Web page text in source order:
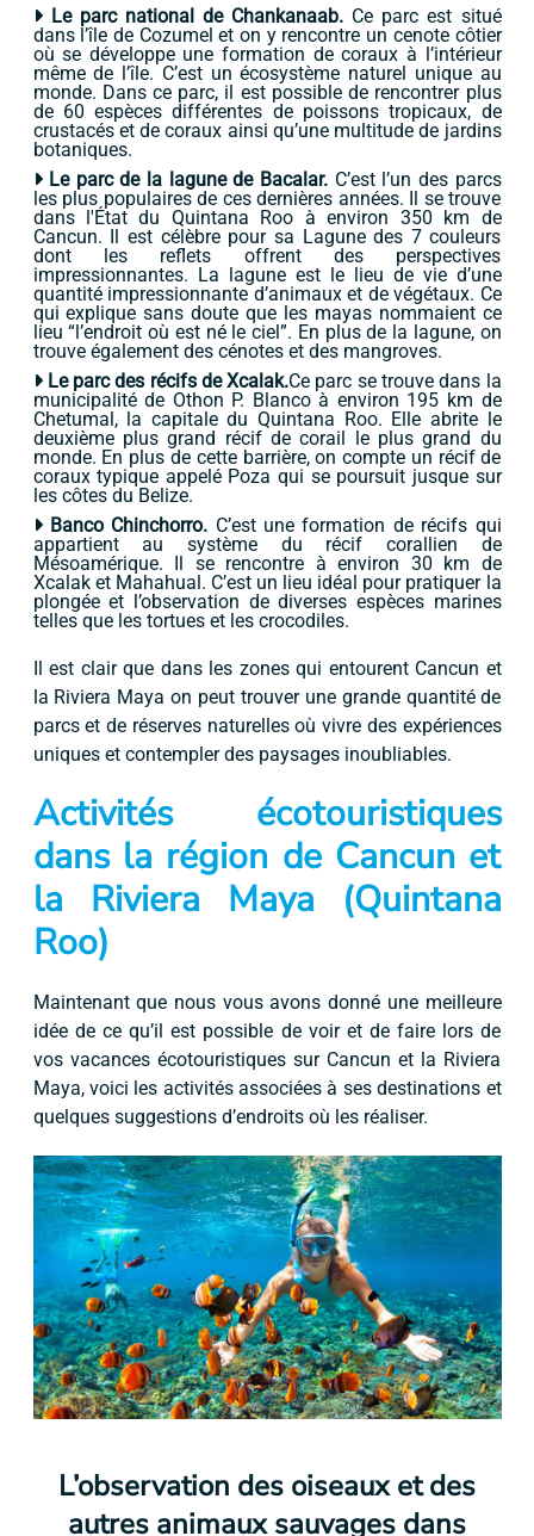
Le parc national de Chankanaab. Ce parc est situé
dans l’île de Cozumel et on y rencontre un cenote côtier
où se développe une formation de coraux à l’intérieur
même de l’île. C’est un écosystème naturel unique au
monde. Dans ce parc, il est possible de rencontrer plus
de 60 espèces différentes de poissons tropicaux, de
crustacés et de coraux ainsi qu’une multitude de jardins
botaniques.
Le parc de la lagune de Bacalar.C’est l’un des parcs
les plus populaires de ces dernières années. Il se trouve
dans l'État du Quintana Roo à environ 350 km de
Cancun. Il est célèbre pour sa Lagune des 7 couleurs
dont les reflets offrent des perspectives
impressionnantes. La lagune est le lieu de vie d’une
quantité impressionnante d’animaux et de végétaux. Ce
qui explique sans doute que les mayas nommaient ce
lieu “l’endroit où est né le ciel”. En plus de la lagune, on
trouve également des cénotes et des mangroves.
Le parc des récifs de Xcalak.Ce parc se trouve dans la
municipalité de Othon P. Blanco à environ 195 km de
Chetumal, la capitale du Quintana Roo. Elle abrite le
deuxième plus grand récif de corail le plus grand du
monde. En plus de cette barrière, on compte un récif de
coraux typique appelé Poza qui se poursuit jusque sur
les côtes du Belize.
Banco Chinchorro. C’est une formation de récifs qui
appartient au système du récif corallien de
Mésoamérique. Il se rencontre à environ 30 km de
Xcalak et Mahahual. C’est un lieu idéal pour pratiquer la
plongée et l’observation de diverses espèces marines
telles que les tortues et les crocodiles.
Il est clair que dans les zones qui entourent Cancun et
la Riviera Maya on peut trouver une grande quantité de
parcs et de réserves naturelles où vivre des expériences
uniques et contempler des paysages inoubliables.
Activités écotouristiques
dans la région de Cancun et
la Riviera Maya (Quintana
Roo)
Maintenant que nous vous avons donné une meilleure
idée de ce qu’il est possible de voir et de faire lors de
vos vacances écotouristiques sur Cancun et la Riviera
Maya, voici les activités associées à ses destinations et
quelques suggestions d’endroits où les réaliser.
L’observation des oiseaux et des
autres animaux sauvages dans